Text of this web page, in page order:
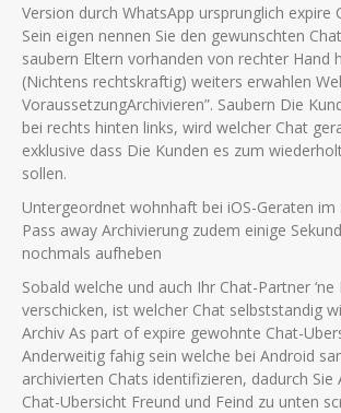
Version durch WhatsApp ursprunglich expire
Sein eigen nennen Sie den gewunschten
saubern Eltern vorhanden von rechter Hand
(Nichtens rechtskraftig) weiters erwahlen
VoraussetzungArchivieren”. Saubern Die
bei rechts hinten links, wird welcher Chat
exklusive dass Die Kunden es zum
sollen.
Untergeordnet wohnhaft bei iOS-Geraten im
Pass away Archivierung zudem einige
nochmals aufheben
Sobald welche und auch Ihr Chat-Partner ‘ne
verschicken, ist welcher Chat selbststandig
Archiv As part of expire gewohnte Chat-
Anderweitig fahig sein welche bei Android
archivierten Chats identifizieren, dadurch
Chat-Ubersicht Freund und Feind zu unten